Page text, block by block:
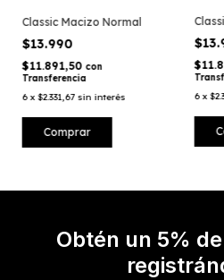
Classic Macizo Normal
$13.990
$11.891,50 con
Transferencia
6 x$2.331,67 sin interés
6 x
Obtén un 5%